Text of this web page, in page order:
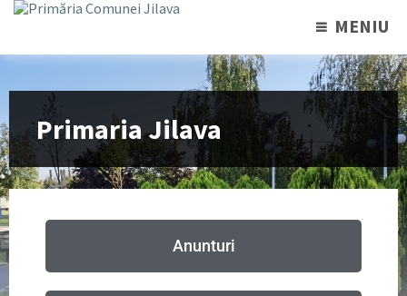
MENIU
Primaria Jilava
Anunturi